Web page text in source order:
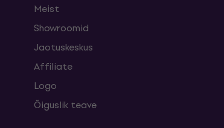
Meist
Showroomid
Jaotuskeskus
Affiliate
Logo
Õiguslik teave